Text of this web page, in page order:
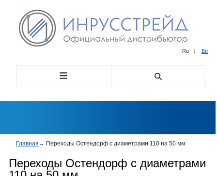
Ru | En
Главная → Переходы Остендорф с диаметрами 110 на 50 мм
Переходы Остендорф с диаметрами